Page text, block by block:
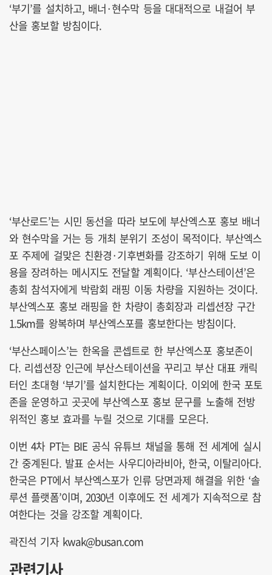
‘부기’를 설치하고, 배너·현수막 등을 대대적으로 내걸어 부
산을 홍보할 방침이다.
‘부산로드’는 시민 동선을 따라 보도에 부산엑스포 홍보 배너
와 현수막을 거는 등 개최 분위기 조성이 목적이다. 부산엑스
포 주제에 걸맞은 친환경·기후변화를 강조하기 위해 도보 이
용을 장려하는 메시지도 전달할 계획이다. ‘부산스테이션’은
총회 참석자에게 박람회 래핑 이동 차량을 지원하는 것이다.
부산엑스포 홍보 래핑을 한 차량이 총회장과 리셉션장 구간
1.5km를 왕복하며 부산엑스포를 홍보한다는 방침이다.
‘부산스페이스’는 한옥을 콘셉트로 한 부산엑스포 홍보존이
다. 리셉션장 인근에 부산스테이션을 꾸리고 부산 대표 캐릭
터인 초대형 ‘부기’를 설치한다는 계획이다. 이외에 한국 포토
존을 운영하고 곳곳에 부산엑스포 홍보 문구를 노출해 전방
위적인 홍보 효과를 누릴 것으로 기대를 모은다.
이번 4차 PT는 BIE 공식 유튜브 채널을 통해 전 세계에 실시
간 중계된다. 발표 순서는 사우디아라비아, 한국, 이탈리아다.
한국은 PT에서 부산엑스포가 인류 당면과제 해결을 위한 ‘솔
루션 플랫폼’이며, 2030년 이후에도 전 세계가 지속적으로 참
여한다는 것을 강조할 계획이다.
곽진석 기자 kwak@busan.com
관련기사